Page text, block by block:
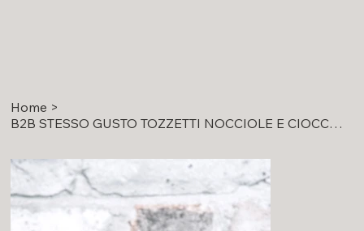
Home >
B2B STESSO GUSTO TOZZETTI NOCCIOLE E CIOCCOLATO 180GR